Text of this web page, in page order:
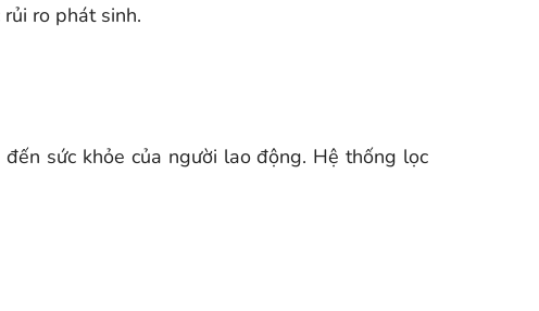
ro phát sinh.
sức khỏe của người lao động. Hệ thống lọc